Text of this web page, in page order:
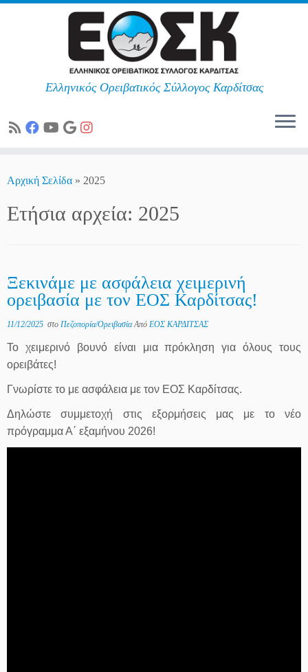
Ελληνικός Ορειβατικός Σύλλογος Καρδίτσας
Αρχική Σελίδα » 2025
Ετήσια αρχεία: 2025
Ξεκινάμε με ασφάλεια χειμερινή
ορειβασία με τον ΕΟΣ Καρδίτσας!
11/12/2025 στο Πεζοπορία/ΟρειβασίαΑπό ΕΟΣ ΚΑΡΔΙΤΣΑΣ
Το χειμερινό βουνό είναι μια πρόκληση για όλους τους
ορειβάτες!
Γνωρίστε το με ασφάλεια με τον ΕΟΣ Καρδίτσας.
Δηλώστε συμμετοχή στις εξορμήσεις μας με το νέο
πρόγραμμα Α΄ εξαμήνου 2026!